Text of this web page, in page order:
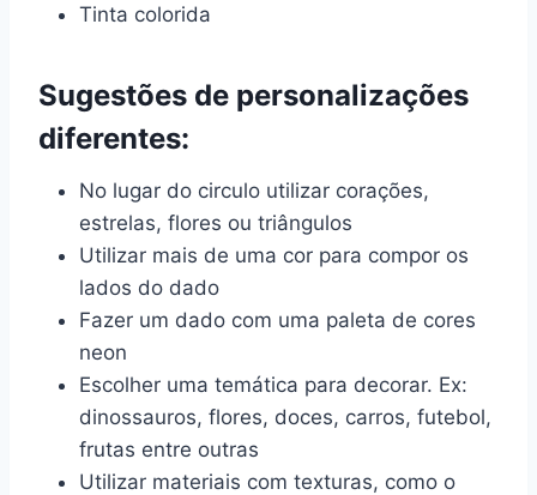
Tinta colorida
Sugestões de personalizações
diferentes:
No lugar do circulo utilizar corações,
estrelas, flores ou triângulos
Utilizar mais de uma cor para compor os
lados do dado
Fazer um dado com uma paleta de cores
neon
Escolher uma temática para decorar. Ex:
dinossauros, flores, doces, carros, futebol,
frutas entre outras
Utilizar materiais com texturas, como o